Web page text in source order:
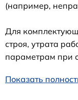
(например,
Для
строя, утрата
параметрам при
Показать